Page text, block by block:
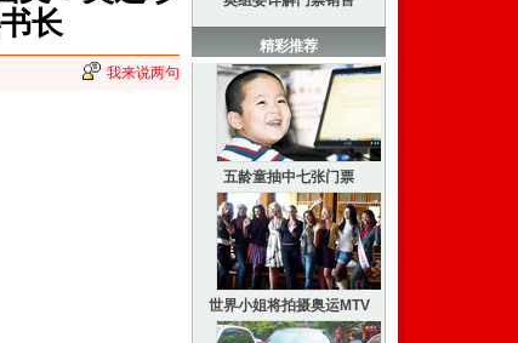
长
我来说两句
精彩推荐
五龄童抽中七张门票
世界小姐将拍摄奥运MTV